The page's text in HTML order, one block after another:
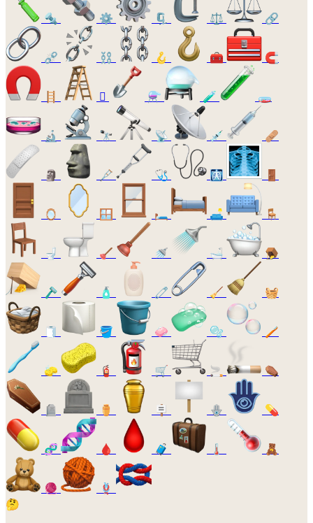
🔩 ⚙️ 🗜️ ⚖️ 🔗
⛓️‍💥 ⛓️ 🪝 🧰 🧲
🪜 🪏 ⚗️ 🧪 🧫
🔬 🔭 📡 💉 🩹
🗿 🩼 🩺 🩻 🚪
🪞 🪟 🛏️ 🛋️ 🪑
🚽 🪠 🚿 🛁 🪤
🪒 🧴 🧷 🧹 🧺
🧻 🪣 🧼 🫧 🪥
🧽 🧯 🛒 🚬 ⚰️
🪦 ⚱️ 🪧 🪬 💊
🧬 🩸 🧳 🌡️ 🧸
🧶
🪢
🤔